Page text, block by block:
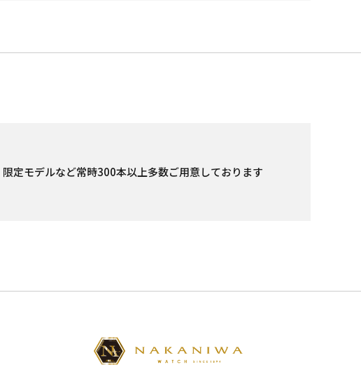
限定モデルなど常時300本以上多数ご用意しております